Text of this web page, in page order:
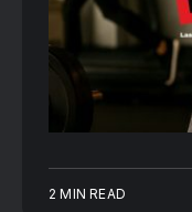
2 MIN READ